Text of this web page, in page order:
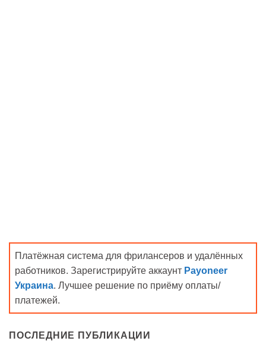
Платёжная система для фрилансеров и удалённых
работников. Зарегистрируйте аккаунт Payoneer
Украина. Лучшее решение по приёму оплаты/
платежей.
ПОСЛЕДНИЕ ПУБЛИКАЦИИ